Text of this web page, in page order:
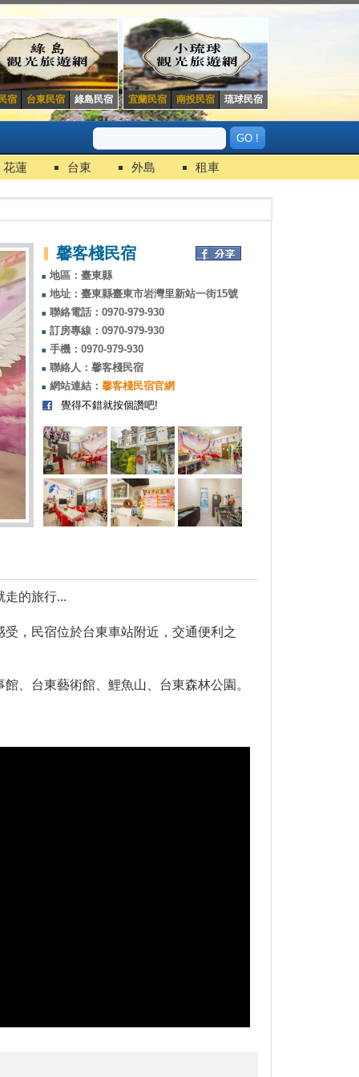
宿 台東民宿 綠島民宿 宜蘭民宿 南投民宿 琉球民宿
花蓮 台東 外島 租車
馨客棧民宿
地區：臺東縣
地址：臺東縣臺東市岩灣里新站一街15號
聯絡電話：0970-979-930
訂房專線：0970-979-930
手機：0970-979-930
聯絡人：馨客棧民宿
網站連結： 馨客棧民宿官網
覺得不錯就按個讚吧!
走的旅行...
，民宿位於台東車站附近，交通便利之
、台東藝術館、鯉魚山、台東森林公園。